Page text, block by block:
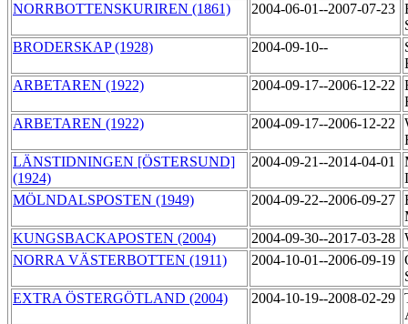
NORRBOTTENSKURIREN (1861)
2004-06-01--2007-07-23
BRODERSKAP (1928)
2004-09-10--
ARBETAREN (1922)
2004-09-17--2006-12-22
ARBETAREN (1922)
2004-09-17--2006-12-22
LÄNSTIDNINGEN [ÖSTERSUND]
(1924)
2004-09-21--2014-04-01
MÖLNDALSPOSTEN (1949)
2004-09-22--2006-09-27
KUNGSBACKAPOSTEN (2004)
2004-09-30--2017-03-28
NORRA VÄSTERBOTTEN (1911)
2004-10-01--2006-09-19
EXTRA ÖSTERGÖTLAND (2004)
2004-10-19--2008-02-29